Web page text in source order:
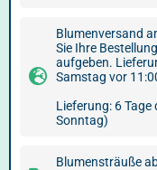
Blumenversand
Sie Ihre
aufgeben.
Samstag vor
Lieferung: 6 Tage
Sonntag)
Blumensträuße